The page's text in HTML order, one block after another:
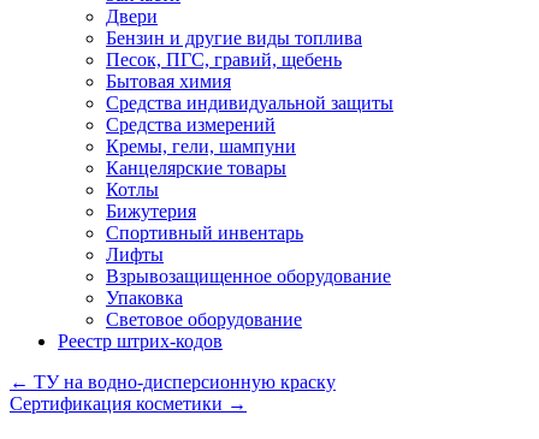
Двери
Бензин и другие виды топлива
Песок, ПГС, гравий, щебень
Бытовая химия
Средства индивидуальной защиты
Средства измерений
Кремы, гели, шампуни
Канцелярские товары
Котлы
Бижутерия
Спортивный инвентарь
Лифты
Взрывозащищенное оборудование
Упаковка
Световое оборудование
Реестр штрих-кодов
← ТУ на водно-дисперсионную краску
Сертификация косметики →